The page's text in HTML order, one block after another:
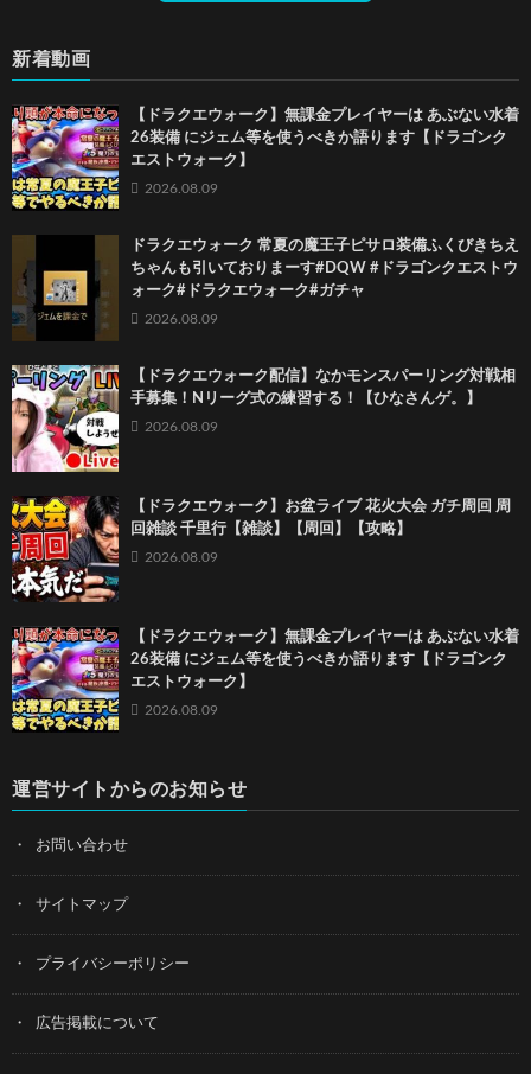
新着動画
【ドラクエウォーク】無課金プレイヤーは あぶない水着
26装備 にジェム等を使うべきか語ります【ドラゴンク
エストウォーク】
2026.08.09
ドラクエウォーク 常夏の魔王子ピサロ装備ふくびきちえ
ちゃんも引いておりまーす#DQW #ドラゴンクエストウ
ォーク#ドラクエウォーク#ガチャ
2026.08.09
【ドラクエウォーク配信】なかモンスパーリング対戦相
手募集！Nリーグ式の練習する！【ひなさんゲ。】
2026.08.09
【ドラクエウォーク】お盆ライブ 花火大会 ガチ周回 周
回雑談 千里行【雑談】【周回】【攻略】
2026.08.09
【ドラクエウォーク】無課金プレイヤーは あぶない水着
26装備 にジェム等を使うべきか語ります【ドラゴンク
エストウォーク】
2026.08.09
運営サイトからのお知らせ
お問い合わせ
サイトマップ
プライバシーポリシー
広告掲載について